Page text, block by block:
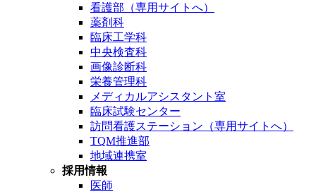
看護部（専用サイトへ）
薬剤科
臨床工学科
中央検査科
画像診断科
栄養管理科
メディカルアシスタント室
臨床試験センター
訪問看護ステーション（専用サイトへ）
TQM推進部
地域連携室
採用情報
医師